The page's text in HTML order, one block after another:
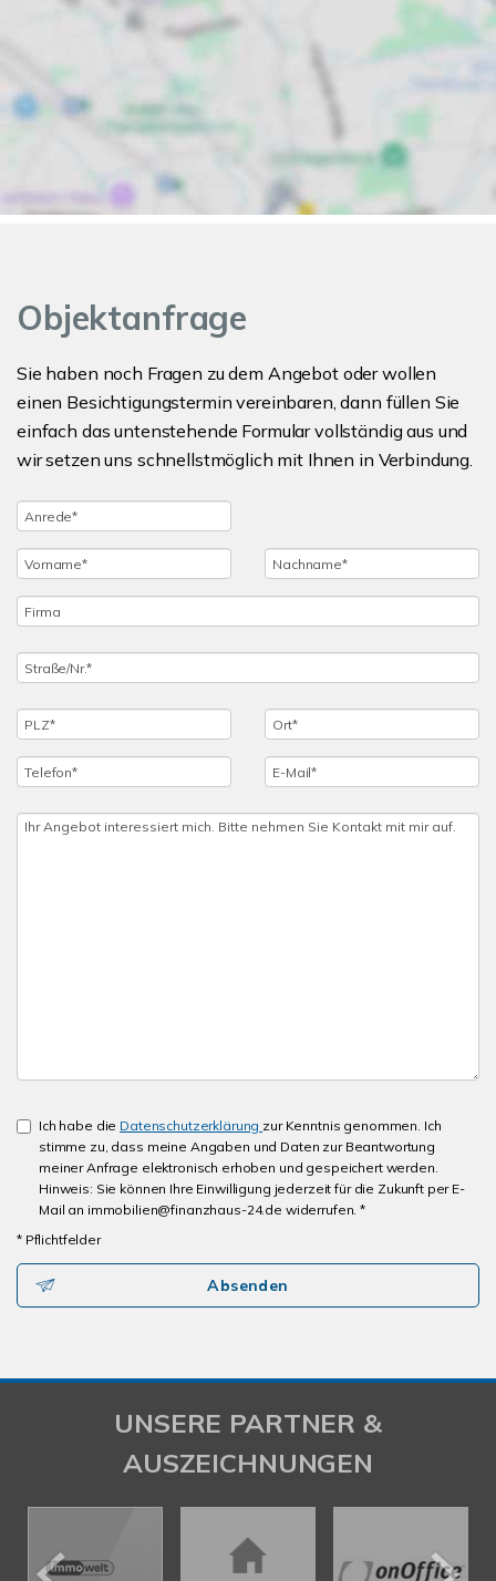
Objektanfrage
Sie haben noch Fragen zu dem Angebot oder wollen
einen Besichtigungstermin vereinbaren, dann füllen Sie
einfach das untenstehende Formular vollständig aus und
wir setzen uns schnellstmöglich mit Ihnen in Verbindung.
Ich habe die Datenschutzerklärung zur Kenntnis genommen. Ich
stimme zu, dass meine Angaben und Daten zur Beantwortung
meiner Anfrage elektronisch erhoben und gespeichert werden.
Hinweis: Sie können Ihre Einwilligung jederzeit für die Zukunft per E-
Mail an immobilien@finanzhaus-24.de widerrufen. *
* Pflichtfelder
Absenden
UNSERE PARTNER &
AUSZEICHNUNGEN